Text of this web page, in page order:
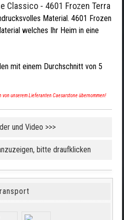
Classico - 4601 Frozen Terra
Material. 4601 Frozen
welches Ihr Heim in eine
mit einem Durchschnitt von 5
unserem Lieferanten Caesarstone übernommen!
und Video >>>
bitte draufklicken